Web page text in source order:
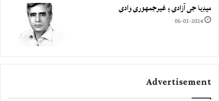
ميڊيا جي آزادي ۽ غيرجمھوري وادي
06-03-2024
Advertisement